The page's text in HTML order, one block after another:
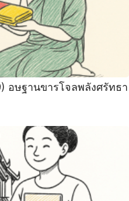
อษฐานขารโจลพลังศรัทธา